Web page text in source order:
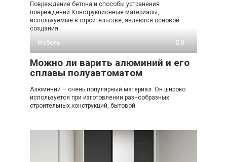
Повреждение бетона и способы устранения
повреждений Конструкционные материалы,
используемые в строительстве, являются основой
создания
Мебель
0
Можно ли варить алюминий и его
сплавы полуавтоматом
Алюминий – очень популярный материал. Он широко
используется при изготовлении разнообразных
строительных конструкций, бытовой